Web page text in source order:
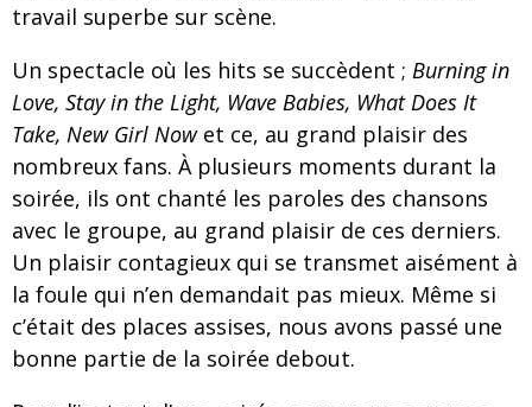
travail superbe sur scène.
Un spectacle où les hits se succèdent ; Burning in
Love, Stay in the Light, Wave Babies, What Does It
Take, New Girl Nowet ce, au grand plaisir des
nombreux fans. À plusieurs moments durant la
soirée, ils ont chanté les paroles des chansons
avec le groupe, au grand plaisir de ces derniers.
Un plaisir contagieux qui se transmet aisément à
la foule qui n’en demandait pas mieux. Même si
c’était des places assises, nous avons passé une
bonne partie de la soirée debout.